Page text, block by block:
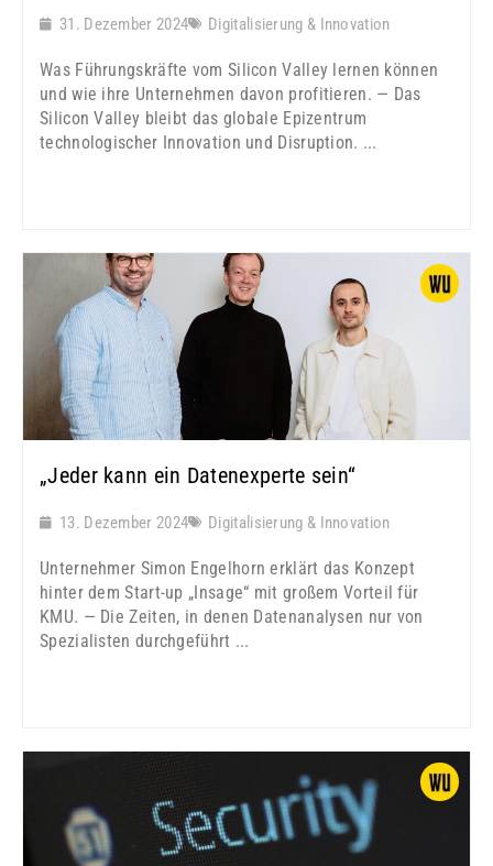
31. Dezember 2024 Digitalisierung & Innovation
Was Führungskräfte vom Silicon Valley lernen können
und wie ihre Unternehmen davon profitieren. — Das
Silicon Valley bleibt das globale Epizentrum
technologischer Innovation und Disruption. ...
„Jeder kann ein Datenexperte sein“
13. Dezember 2024 Digitalisierung & Innovation
Unternehmer Simon Engelhorn erklärt das Konzept
hinter dem Start-up „Insage“ mit großem Vorteil für
KMU. — Die Zeiten, in denen Datenanalysen nur von
Spezialisten durchgeführt ...